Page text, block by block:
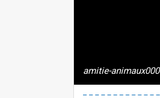
amitie-animaux000